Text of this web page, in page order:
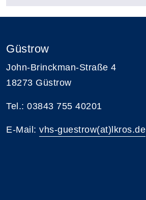
Güstrow
John-Brinckman-Straße 4
18273 Güstrow
Tel.: 03843 755 40201
E-Mail: vhs-guestrow(at)lkros.de